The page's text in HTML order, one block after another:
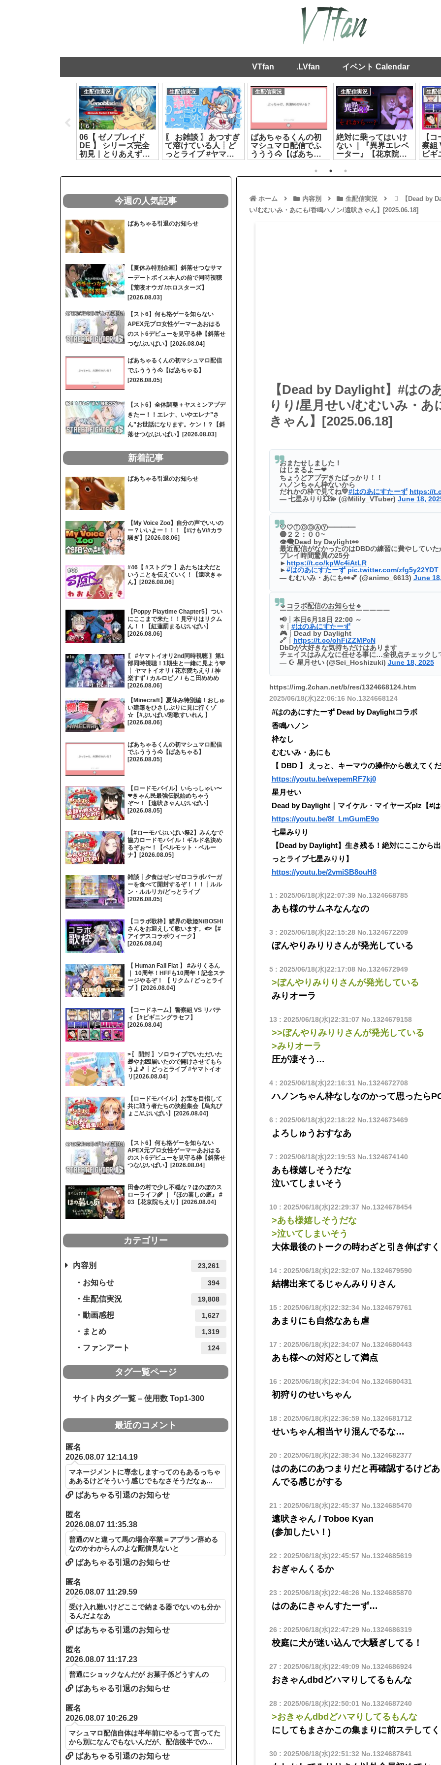
VTfan .LVfan イベント Calendar
生配信実況
06【 ゼノブレイド
DE 】 シリーズ完全
初見｜とりあえず挫
折するまで進むか【
】[2026.07.28]
生配信実況
〖 お雑談 〗あつすぎ
て溶けている人┊ど
っとライブ #ヤマト
イオリ[2026.07.23]
生配信実況
ばあちゃるくんの初
マシュマロ配信でふ
ううう🐴【ばあちゃ
る】[2026.08.05]
生配信実況
絶対に乗ってはいけ
ない ｜『異界エレベ
ーター』【花京院ち
えり】[2026.07.26]
生配
【
察組
ビギ
ホーム 内容別 生配信実況
【Dead by
い/むむいみ・あにも/香鳴ハノン/遠吠きゃん】[2025.06.18]
【Dead by Daylight】#はの
りり/星月せい/むむいみ・あ
きゃん】[2025.06.18]
おまたせしました！
はじまるよー❤
ちょうどアプデきたばっかり！！
ハノンちゃん枠ないから
だれかの枠で見てね💛#はのあにすたーず https://
— 七星みりり💥💫 (@Milily_VTuber) June 18,
🤍🤍ⓉⓄⒹⒶⓎ━━━━
🔴２２：００~
👁‍🗨Dead by Daylight👀
最近配信がなかったのはDBDの練習に費やしていた
プレイ時間驚異の25分
► https://t.co/kpWc4iAtLR
►#はのあにすたーず pic.twitter.com/zfg5y22YDT
— むむいみ・あにも👀💕 (@animo_6613) June
🔹コラボ配信のお知らせ🔹
￣￣￣￣￣￣￣￣￣￣￣￣￣￣￣￣
📢┊本日6月18日 22:00 ～
⭐┊ #はのあにすたーず
🎮┊Dead by Daylight
🔗┊ https://t.co/ohFiZZMPcN
DbDが大好きな気持ちだけはあります
チェイスはみんなに任せる事に…全視点チェックし
— ☪️ 星月せい (@Sei_Hoshizuki) June 18, 2025
https://img.2chan.net/b/res/1324668124.htm
2025/06/18(水)22:06:16 No.1324668124
#はのあにすたーず Dead by Daylightコラボ
香鳴ハノン
枠なし
むむいみ・あにも
【 DBD 】 えっと、キーマウの操作から教えてく
https://youtu.be/wepemRF7kj0
星月せい
Dead by Daylight｜マイケル・マイヤーズplz【#
https://youtu.be/8f_LmGumE9o
七星みりり
【Dead by Daylight】生き残る！絶対にここから
っとライブ七星みりり】
https://youtu.be/2vmiSB8ouH8
1 : 2025/06/18(水)22:07:39No.1324668785
あも様のサムネなんなの
3 : 2025/06/18(水)22:15:28No.1324672209
ぼんやりみりりさんが発光している
5: 2025/06/18(水)22:17:08No.1324672949
>ぼんやりみりりさんが発光している
みりオーラ
13 : 2025/06/18(水)22:31:07 No.1324679158
>>ぼんやりみりりさんが発光している
>みりオーラ
圧が凄そう…
4: 2025/06/18(水)22:16:31 No.1324672708
ハノンちゃん枠なしなのかって思ったら
6 : 2025/06/18(水)22:18:22 No.1324673469
よろしゅうおすなあ
7 : 2025/06/18(水)22:19:53 No.1324674140
あも様嬉しそうだな
泣いてしまいそう
10 : 2025/06/18(水)22:29:37 No.1324678454
>あも様嬉しそうだな
>泣いてしまいそう
大体最後のトークの時わざと引き伸ばす
14: 2025/06/18(水)22:32:07 No.1324679590
結構出来てるじゃんみりりさん
15: 2025/06/18(水)22:32:34No.1324679761
あまりにも自然なあも虐
17 : 2025/06/18(水)22:34:07 No.1324680443
あも様への対応として満点
16 : 2025/06/18(水)22:34:04No.1324680431
初狩りのせいちゃん
18: 2025/06/18(水)22:36:59No.1324681712
せいちゃん相当ヤり混んでるな…
20 : 2025/06/18(水)22:38:34No.1324682377
はのあにのあつまりだと再確認するけど
んでる感じがする
21 : 2025/06/18(水)22:45:37 No.1324685470
遠吠きゃん / Toboe Kyan
​​(参加したい！)
22 : 2025/06/18(水)22:45:57 No.1324685619
おぎゃんくるか
23 : 2025/06/18(水)22:46:26 No.1324685870
はのあにきゃんすたーず…
26 : 2025/06/18(水)22:47:29No.1324686319
校庭に犬が迷い込んで大騒ぎしてる！
27 : 2025/06/18(水)22:49:09No.1324686924
おきゃんdbdどハマりしてるもんな
28: 2025/06/18(水)22:50:01 No.1324687240
>おきゃんdbdどハマりしてるもんな
にしてもまさかこの集まりに前ステして
30 : 2025/06/18(水)22:51:32 No.1324687841
今週の人気記事
ばあちゃる引退のお知らせ
【夏休み特別企画】斜落せつなサマ
ーデートボイス本人の前で同時視聴
【荒咬オウガ /ホロスターズ】
[2026.08.03]
【スト6】何も格ゲーを知らない
APEX元プロ女性ゲーマーあおはる
のスト6デビューを見守る枠【斜落せ
つな/ぶいぱい】[2026.08.04]
ばあちゃるくんの初マシュマロ配信
でふううう🐴【ばあちゃる】
[2026.08.05]
【スト6】全体調整＋ヤスミンアプデ
きたー！！エレナ、いやエレナ”さ
ん”お世話になります。ケン！？【斜
落せつな/ぶいぱい】[2026.08.03]
新着記事
ばあちゃる引退のお知らせ
【My Voice Zoo】自分の声でいいの
ー？いいよー！！！【#けもV/#カラ
騒ぎ】[2026.08.06]
#46【 #ストグラ 】あたちは犬だと
いうことを伝えていく！【遠吠きゃ
ん】[2026.08.06]
【Poppy Playtime Chapter5】つい
にここまで来た！！見守りはリクム
ん！！【紅蓮罰まる/ぶいぱい】
[2026.08.06]
〖 #ヤマトイオリ2nd同時視聴 〗第1
部同時視聴！1期生と一緒に見よう🩵
┊ ヤマトイオリ / 花京院ちえり / 神
楽すず / カルロピノ / もこ田めめめ
[2026.08.06]
【Minecraft】夏休み特別編！おしゅ
い建築をひさしぶりに見に行くゾ
☆【#ぶいぱい/彩歌すいれん 】
[2026.08.06]
ばあちゃるくんの初マシュマロ配信
でふううう🐴【ばあちゃる】
[2026.08.05]
【ロードモバイル】いらっしゃい〜
❤きゃん民最強伝説始めちゃう
ぞ〜！【遠吠きゃん/ぶいぱい】
[2026.08.05]
【#ローモバぶいぱい祭2】みんなで
協力ロードモバイル！ギルド名決め
るぞぉ〜！【ベルモット・ベルー
ナ】[2026.08.05]
雑談┊夕食はゼンゼロコラボバーガ
ーを食べて開封するぞ！！！┊ルル
ン・ルルリカ/どっとライブ
[2026.08.05]
【コラボ歌枠】猫界の歌姫NiBOSHI
さんをお迎えして歌います。🐟【#
アイデスコラボウィーク】
[2026.08.04]
【 Human Fall Flat 】 #みりくるん
｜ 10周年！HFFも10周年！記念ステ
ージやるぞ！ 【 リクム / どっとライ
ブ 】[2026.08.04]
【コードネーム】警察組 VS リバテ
ィ【#ビギニングラセフ】
[2026.08.04]
>〖 開封 〗ソロライブでいただいた
🎁やお💌届いたので開けさせてもら
うよ🎵┊どっとライブ #ヤマトイオ
リ[2026.08.04]
【ロードモバイル】お宝を目指して
共に戦う者たちの決起集会【烏丸ぴ
ょこ/#ぶいぱい】[2026.08.04]
【スト6】何も格ゲーを知らない
APEX元プロ女性ゲーマーあおはる
のスト6デビューを見守る枠【斜落せ
つな/ぶいぱい】[2026.08.04]
田舎の村で少し不穏な？ほのぼのス
ローライフ🌾 ｜『ほの暮しの庭』 #
03【花京院ちえり】[2026.08.04]
カテゴリー
内容別 23,261
お知らせ 394
生配信実況 19,808
動画感想 1,627
まとめ 1,319
ファンアート 124
タグ一覧ページ
サイト内タグ一覧 – 使用数 Top1-300
最近のコメント
匿名
2026.08.07 12:14.19
マネージメントに専念しますってのもあるっちゃ
ああるけどそういう感じでもなさそうだなぁ...
ばあちゃる引退のお知らせ
匿名
2026.08.07 11:35.38
普通のVと違って馬の場合卒業＝アプラン辞める
なのかわからんのよな配信見ないと
ばあちゃる引退のお知らせ
匿名
2026.08.07 11:29.59
受け入れ難いけどここで納まる器でないのも分か
るんだよなあ
ばあちゃる引退のお知らせ
匿名
2026.08.07 11:17.23
普通にショックなんだが お菓子係どうすんの
ばあちゃる引退のお知らせ
匿名
2026.08.07 10:26.29
マシュマロ配信自体は半年前にやるって言ってた
から別になんでもないんだが、配信後半での...
ばあちゃる引退のお知らせ